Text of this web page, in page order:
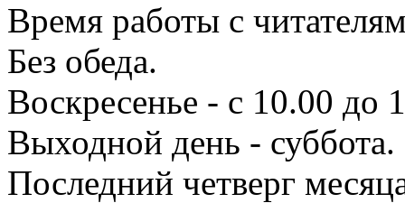
Время работы с
Без обеда.
Воскресенье - с 10.00 до
Выходной день - суббота.
Последний четверг